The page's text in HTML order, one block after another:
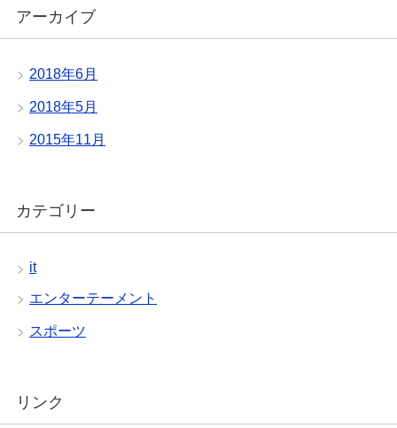
アーカイブ
2018年6月
2018年5月
2015年11月
カテゴリー
it
エンターテーメント
スポーツ
リンク